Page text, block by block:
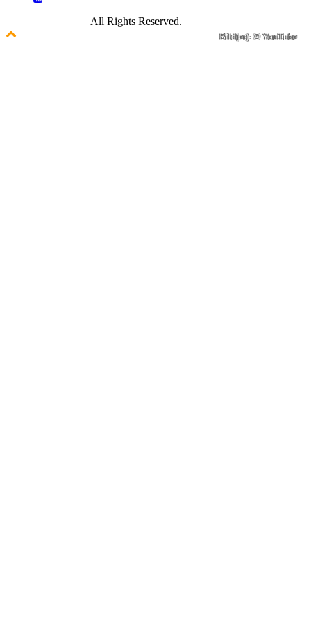
Bild(er): © YouTube
All Rights Reserved.